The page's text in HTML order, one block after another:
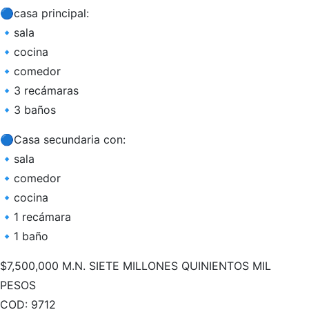
🔵casa principal:
🔹sala
🔹cocina
🔹comedor
🔹3 recámaras
🔹3 baños
🔵Casa secundaria con:
🔹sala
🔹comedor
🔹cocina
🔹1 recámara
🔹1 baño
$7,500,000 M.N. SIETE MILLONES QUINIENTOS MIL
PESOS
COD: 9712